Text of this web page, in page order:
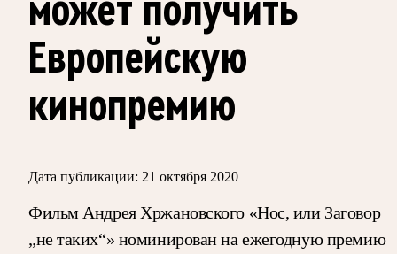
может получить
Европейскую
кинопремию
Дата публикации: 21 октября 2020
Фильм Андрея Хржановского «Нос, или Заговор
„не таких“» номинирован на ежегодную премию